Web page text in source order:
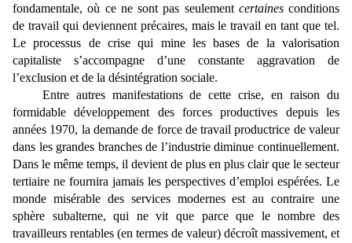
fondamentale, où ce ne sont pas seulement certainesconditions
de travail qui deviennent précaires, mais le travail en tant que tel.
Le processus de crise qui mine les bases de la valorisation
capitaliste s’accompagne d’une constante aggravation de
l’exclusion et de la désintégration sociale.
Entre autres manifestations de cette crise, en raison du
formidable développement des forces productives depuis les
années 1970, la demande de force de travail productrice de valeur
dans les grandes branches de l’industrie diminue continuellement.
Dans le même temps, il devient de plus en plus clair que le secteur
tertiaire ne fournira jamais les perspectives d’emploi espérées. Le
monde misérable des services modernes est au contraire une
sphère subalterne, qui ne vit que parce que le nombre des
travailleurs rentables (en termes de valeur) décroît massivement, et